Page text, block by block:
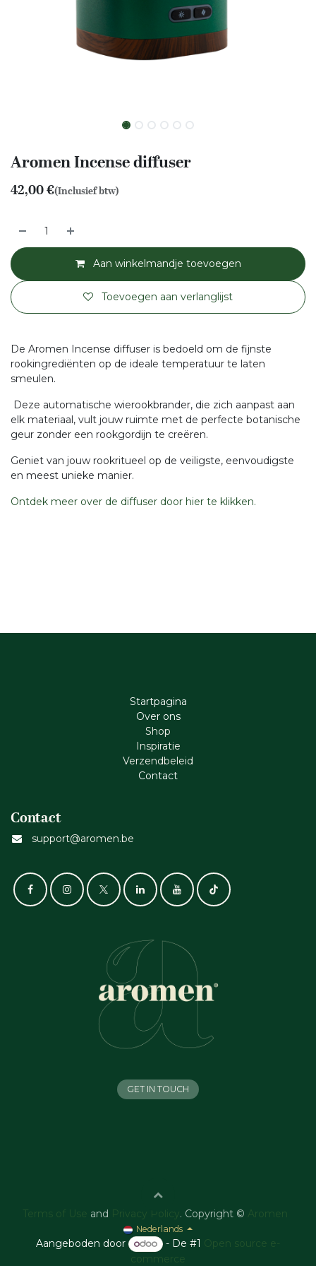
Aromen Incense diffuser
42,00€(Inclusief btw)
Aan winkelmandje toevoegen
Toevoegen aan verlanglijst
De Aromen Incense diffuser is bedoeld om de fijnste
rookingrediënten op de ideale temperatuur te laten
smeulen.
Deze automatische wierookbrander, die zich aanpast aan
elk materiaal, vult jouw ruimte met de perfecte botanische
geur zonder een rookgordijn te creëren.
Geniet van jouw rookritueel op de veiligste, eenvoudigste
en meest unieke manier.
Ontdek meer over de diffuser door hier te klikken.
Startpagina
Ove​r​ ons
Shop
Inspiratie
Verzendbeleid
Cont​act
Contact
support@aromen.be
GET IN TOUCH
Terms of Use and Privacy Policy . Copyright © Aromen
Nederlands
Aangeboden door - De #1 Open source e-
commerce